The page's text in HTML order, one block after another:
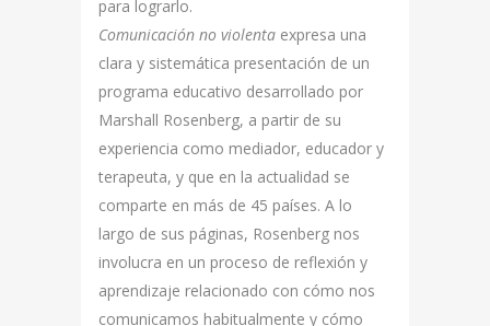
para lograrlo.
Comunicación no violenta expresa una
clara y sistemática presentación de un
programa educativo desarrollado por
Marshall Rosenberg, a partir de su
experiencia como mediador, educador y
terapeuta, y que en la actualidad se
comparte en más de 45 países. A lo
largo de sus páginas, Rosenberg nos
involucra en un proceso de reflexión y
aprendizaje relacionado con cómo nos
comunicamos habitualmente y cómo